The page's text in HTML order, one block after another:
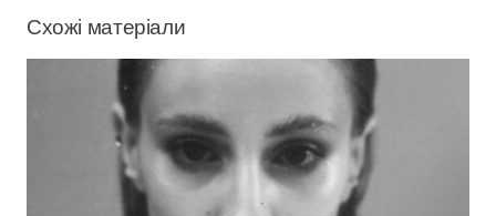
Схожі матеріали